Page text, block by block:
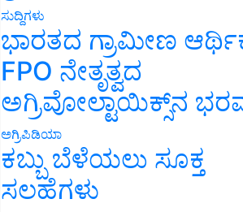
ಸುದ್ದಿಗಳು
ಭಾರತದ ಗ್ರಾಮೀಣ
FPO ನೇತೃತ್ವದ
ಅಗ್ರಿವೋಲ್ಟಾಯಿಕ್ಸ್‌ನ
ಅಗ್ರಿಪಿಡಿಯಾ
ಕಬ್ಬು ಬೆಳೆಯಲು ಸೂಕ್ತ
ಸಲಹೆಗಳು